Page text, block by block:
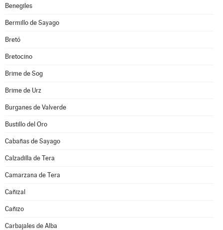
Benegiles
Bermillo de Sayago
Bretó
Bretocino
Brime de Sog
Brime de Urz
Burganes de Valverde
Bustillo del Oro
Cabañas de Sayago
Calzadilla de Tera
Camarzana de Tera
Cañizal
Cañizo
Carbajales de Alba